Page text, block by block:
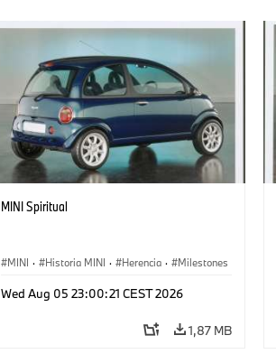
MINI Spiritual
MINI · Historia MINI · Herencia · Milestones
Wed Aug 05 23:00:21 CEST 2026
1,87 MB